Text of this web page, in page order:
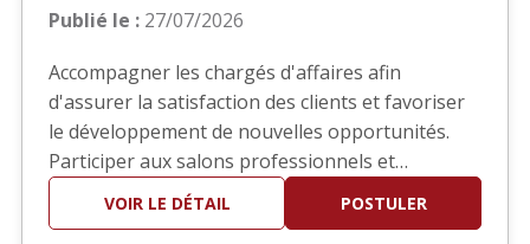
Publié le : 27/07/2026
Accompagner les chargés d'affaires afin
d'assurer la satisfaction des clients et favoriser
le développement de nouvelles opportunités.
Participer aux salons professionnels et
développer votre réseau. Piloter les réponses
aux appels d'offres en collaboration avec les
VOIR LE DÉTAIL POSTULER